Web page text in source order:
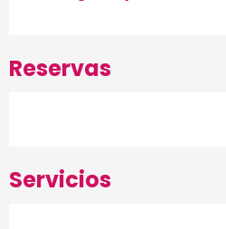
Reservas
Servicios